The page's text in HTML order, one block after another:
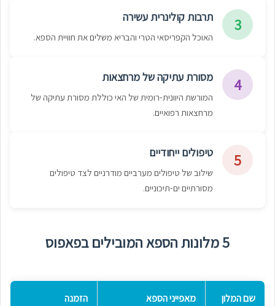
3 תרבות קולינרית עשירה
האוכל הקפריסאי הטרי והבריא משלים את חוויית הספא.
4 מסורת עתיקה של מרחצאות
המורשת היוונית-רומית של האי כוללת מסורת עתיקה של
מרחצאות רפואיים.
5 טיפולים ייחודיים
שילוב של טיפולים מערביים מודרניים לצד טיפולים
מסורתיים ים-תיכוניים.
5 מלונות הספא המובילים בפאפוס
שם המלון מאפייני הספא הזמנה